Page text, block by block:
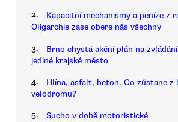
2.
Kapacitní mechanismy a peníze z
Oligarchie zase obere nás všechny
3.
Brno chystá akční plán na
jediné krajské město
4.
Hlína, asfalt, beton. Co zůstane z
velodromu?
5. Sucho v době motoristické